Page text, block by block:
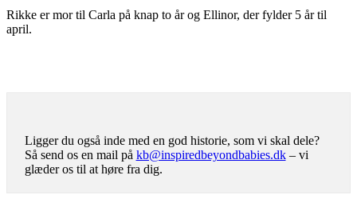
Rikke er mor til Carla på knap to år og Ellinor, der fylder 5 år til
april.
Ligger du også inde med en god historie, som vi skal dele?
Så send os en mail på kb@inspiredbeyondbabies.dk– vi
glæder os til at høre fra dig.